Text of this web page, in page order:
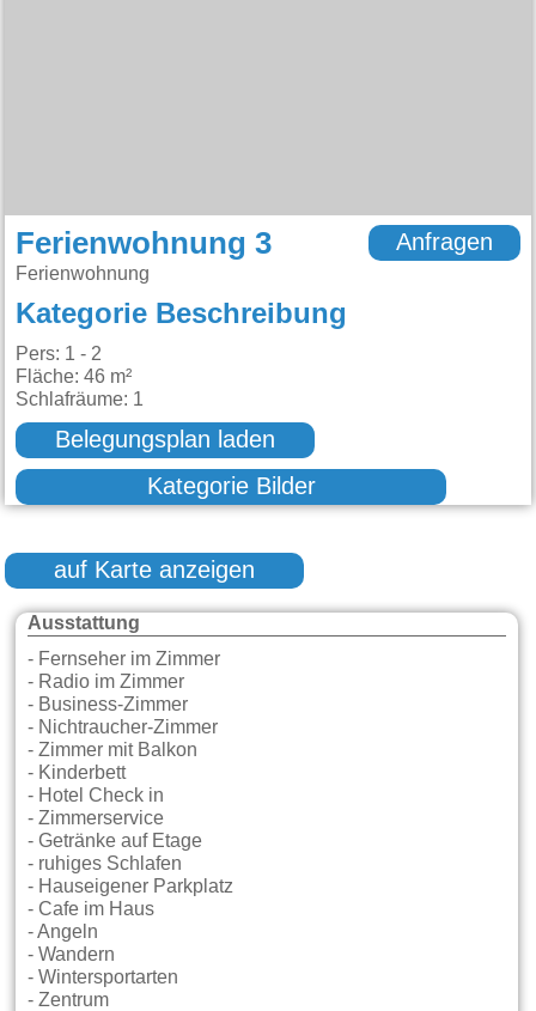
Ferienwohnung 3
Ferienwohnung
Anfragen
Kategorie Beschreibung
Pers: 1 - 2
Fläche: 46 m²
Schlafräume: 1
Belegungsplan laden
Kategorie Bilder
auf Karte anzeigen
Ausstattung
- Fernseher im Zimmer
- Radio im Zimmer
- Business-Zimmer
- Nichtraucher-Zimmer
- Zimmer mit Balkon
- Kinderbett
- Hotel Check in
- Zimmerservice
- Getränke auf Etage
- ruhiges Schlafen
- Hauseigener Parkplatz
- Cafe im Haus
- Angeln
- Wandern
- Wintersportarten
- Zentrum